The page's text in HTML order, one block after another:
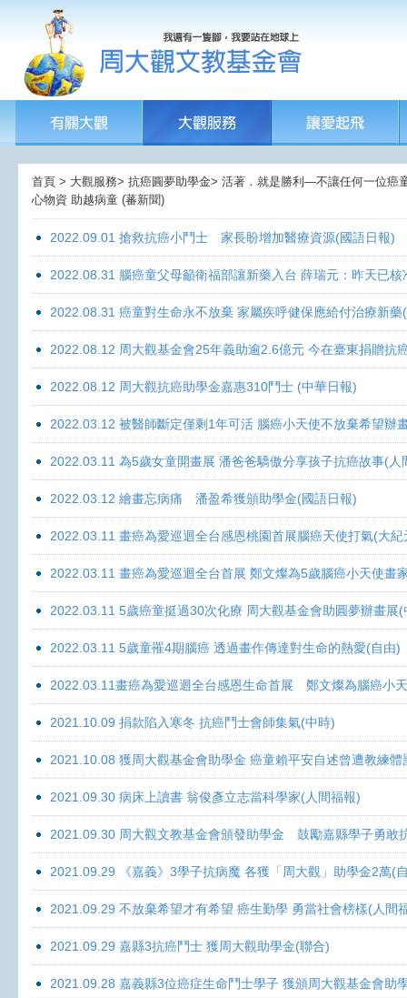
首頁 > 大觀服務> 抗癌圓夢助學金> 活著．就是勝利—不讓任何一位癌
心物資 助越病童 (蕃新聞)
2022.09.01 搶救抗癌小鬥士 家長盼增加醫療資源(國語日報)
2022.08.31 腦癌童父母籲衛福部讓新藥入台 薛瑞元：昨天已
2022.08.31 癌童對生命永不放棄 家屬疾呼健保應給付治療新藥
2022.08.12 周大觀基金會25年義助逾2.6億元 今在臺東捐贈抗
2022.08.12 周大觀抗癌助學金嘉惠310鬥士 (中華日報)
2022.03.12 被醫師斷定僅剩1年可活 腦癌小天使不放棄希望辦
2022.03.11 為5歲女童開畫展 潘爸爸驕傲分享孩子抗癌故事(人
2022.03.12 繪畫忘病痛 潘盈希獲頒助學金(國語日報)
2022.03.11 畫癌為愛巡迴全台感恩桃園首展腦癌天使打氣(大紀
2022.03.11 畫癌為愛巡迴全台首展 鄭文燦為5歲腦癌小天使畫
2022.03.11 5歲癌童挺過30次化療 周大觀基金會助圓夢辦畫展
2022.03.11 5歲童罹4期腦癌 透過畫作傳達對生命的熱愛(自由)
2022.03.11畫癌為愛巡迴全台感恩生命首展 鄭文燦為腦癌小
2021.10.09 捐款陷入寒冬 抗癌鬥士會師集氣(中時)
2021.10.08 獲周大觀基金會助學金 癌童賴平安自述曾遭教練體
2021.09.30 病床上讀書 翁俊彥立志當科學家(人間福報)
2021.09.30 周大觀文教基金會頒發助學金 鼓勵嘉縣學子勇敢
2021.09.29 《嘉義》3學子抗病魔 各獲「周大觀」助學金2萬(
2021.09.29 不放棄希望才有希望 癌生勤學 勇當社會榜樣(人間
2021.09.29 嘉縣3抗癌鬥士 獲周大觀助學金(聯合)
2021.09.28 嘉義縣3位癌症生命鬥士學子 獲頒周大觀基金會助